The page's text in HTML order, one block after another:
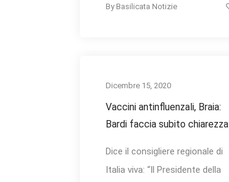
By Basilicata Notizie
Dicembre 15, 2020
Vaccini antinfluenzali, Braia:
Bardi faccia subito chiarezza
Dice il consigliere regionale di
Italia viva: “Il Presidente della